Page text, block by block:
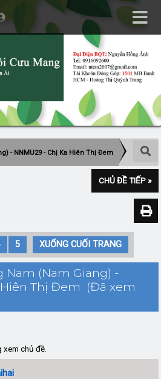
- NNMU29 - Chị Ka Hiên Thị Đem
CHỦ ĐỀ TIẾP »
5 XUỐNG CUỐI TRANG
Nam (Nam Giang) -
Hiên Thị Đem (Đã xem
xem chủ đề.